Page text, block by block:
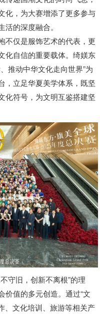
化，为大赛增添了更多参与
的深度融合。
不仅是服饰艺术的代表，更
化自信的重要载体。绮媄东
推动中华文化走向世界”为
，立足华夏美学体系，既坚
化符号，为文明互鉴搭建坚
守旧，创新不离根”的理
价值的多元创造。通过“文
、文化培训、旅游等相关产